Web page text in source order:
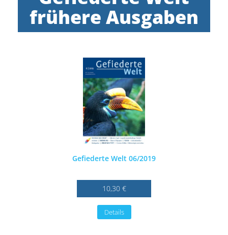
frühere Ausgaben
Gefiederte Welt 06/2019
10,30 €
Details